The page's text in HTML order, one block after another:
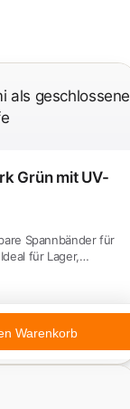
Grün mit UV-
Spannbänder für
für Lager,…
Warenkorb